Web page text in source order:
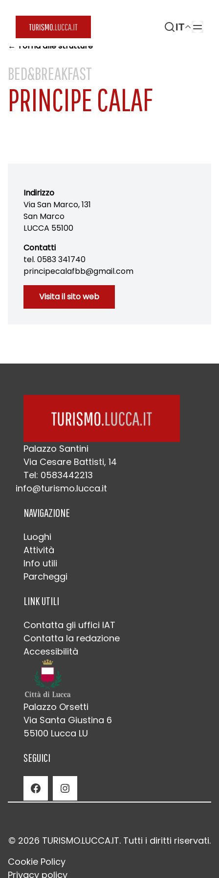
IT
← Torna alle strutture
BED&BREAKFAST
PRINCIPE CALAF
Indirizzo
Via San Marco, 131
San Marco
LUCCA 55100
Contatti
tel. 0583 341740
principecalafbb@gmail.com
Visita il sito web
Palazzo Santini
Via Cesare Battisti, 14
Tel: 0583442213
info@turismo.lucca.it
NAVIGAZIONE
Luoghi
Attività
Info utili
Parcheggi
LINK UTILI
Contatta gli uffici IAT
Contatta la redazione
Accessibilità
Palazzo Orsetti
Via Santa Giustina 6
55100 Lucca LU
SEGUICI
Facebook Instagram
© 2026 TURISMO.LUCCA.IT. Tutti i diritti riservati.
Cookie Policy
Privacy policy